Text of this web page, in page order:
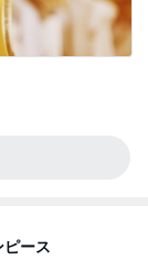
ース